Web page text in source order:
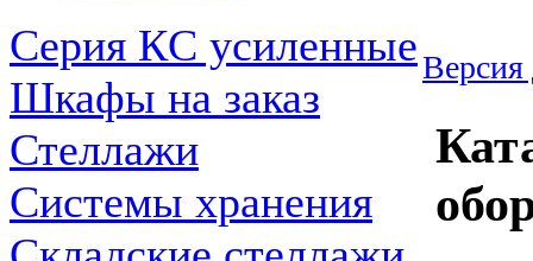
Серия КC усиленные
Шкафы на заказ
Стеллажи
Системы хранения
Версия